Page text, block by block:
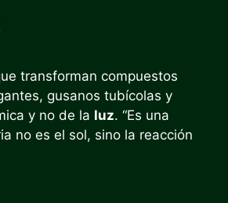
transforman compuestos
gusanos tubícolas y
y no de la luz. “Es una
no es el sol, sino la reacción